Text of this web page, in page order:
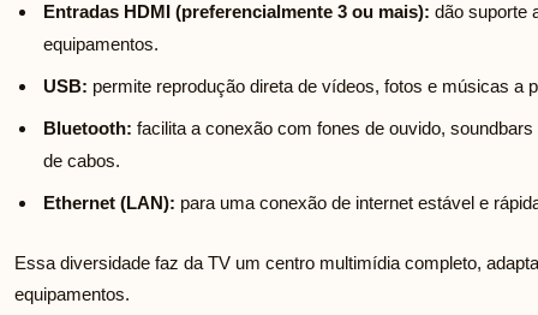
Entradas HDMI (preferencialmente 3 ou mais): dão suporte
equipamentos.
USB: permite reprodução direta de vídeos, fotos e músicas a
Bluetooth: facilita a conexão com fones de ouvido,
de cabos.
Ethernet (LAN): para uma conexão de internet estável e
Essa diversidade faz da TV um centro multimídia completo,
equipamentos.